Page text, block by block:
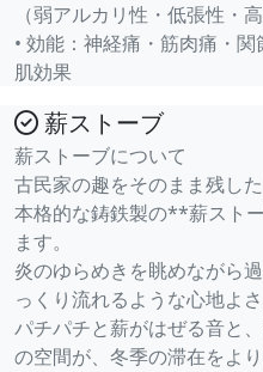
（弱アルカリ性・低張性・高
• 効能：神経痛・筋肉痛・
肌効果
薪ストーブ
薪ストーブについて
古民家の趣をそのまま残した
本格的な鋳鉄製の**薪スト
ます。
炎のゆらめきを眺めながら
っくり流れるような心地よさ
パチパチと薪がはぜる音と
の空間が、冬季の滞在をよ